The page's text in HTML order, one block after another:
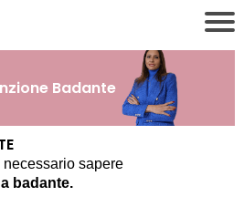
Badante
sapere
badante.